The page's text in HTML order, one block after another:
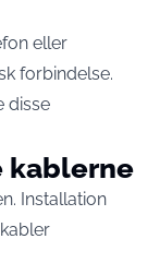
eller
forbindelse.
disse
kablerne
Installation